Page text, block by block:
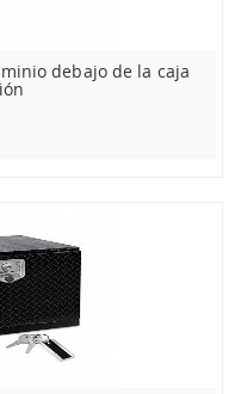
debajo de la caja